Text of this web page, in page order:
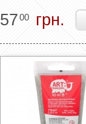
5700 грн.